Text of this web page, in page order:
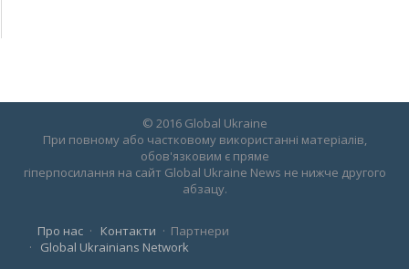
© 2016 Global Ukraine
При повному або частковому використанні матеріалів,
обов'язковим є пряме
гіперпосилання на сайт Global Ukraine News не нижче другого
абзацу.
Про нас Контакти
Партнери
Global Ukrainians Network